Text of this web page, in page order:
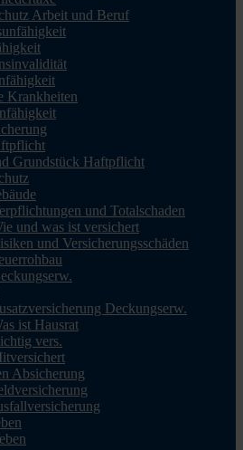
Arbeit und Beruf
Krankheiten
Grundstück Haftpflicht
und Totalschaden
und was ist versichert
und Versicherungsschäden
Deckungserw.
ist Hausrat
vers.
Absicherung